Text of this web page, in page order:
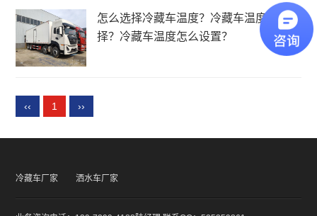
怎么选择冷藏车温度？冷藏车温度怎么选
择？冷藏车温度怎么设置？
‹‹ 1 ››
冷藏车厂家 洒水车厂家